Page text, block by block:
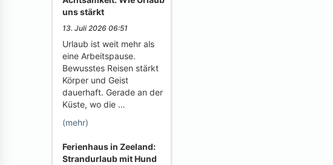
uns stärkt
13. Juli 2026 06:51
Urlaub ist weit mehr als
eine Arbeitspause.
Bewusstes Reisen stärkt
Körper und Geist
dauerhaft. Gerade an der
Küste, wo die …
(mehr)
Ferienhaus in Zeeland:
Strandurlaub mit Hund